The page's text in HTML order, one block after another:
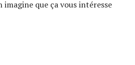
que ça vous intéresse